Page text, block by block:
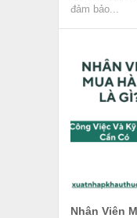
đảm bảo...
Nhân Viên